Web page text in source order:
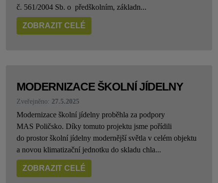
č. 561/2004 Sb. o předškolním, základn...
ZOBRAZIT CELÉ
MODERNIZACE ŠKOLNÍ JÍDELNY
Zveřejněno: 27.5.2025
Modernizace školní jídelny proběhla za podpory
MAS Poličsko. Díky tomuto projektu jsme pořídili
do prostor školní jídelny modernější světla v celém objektu
a novou klimatizační jednotku do skladu chla...
ZOBRAZIT CELÉ